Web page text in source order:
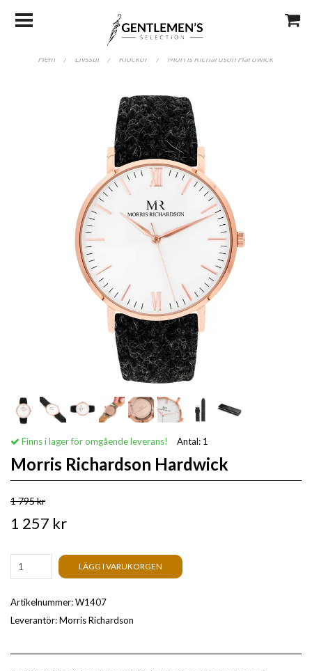
Hem / Livsstil / Klockor / Morris Richardson Hardwick
Finns i lager för omgående leverans! Antal: 1
Morris Richardson Hardwick
1 795 kr
1 257 kr
LÄGG I VARUKORGEN
Artikelnummer:W1407
Leverantör:Morris Richardson